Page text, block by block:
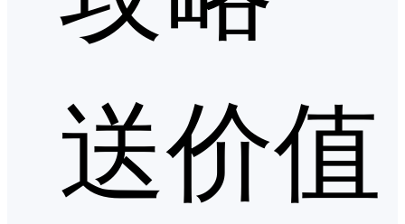
送价值